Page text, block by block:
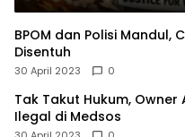
BPOM dan Polisi Mandul,
Disentuh
30 April 2023 0
Tak Takut Hukum, Owner
Ilegal di Medsos